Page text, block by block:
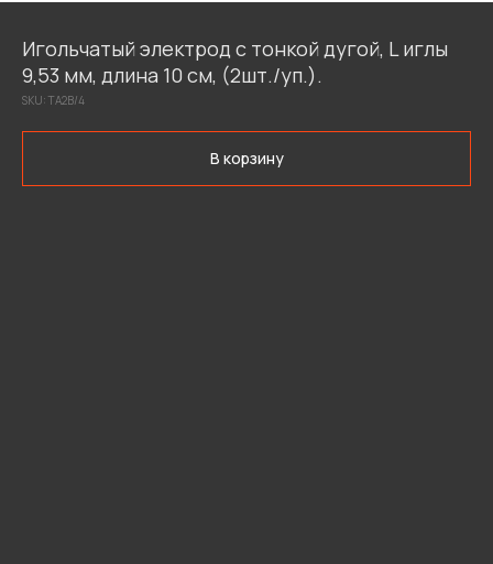
Игольчатый электрод с тонкой дугой, L иглы
9,53 мм, длина 10 см, (2шт./уп.).
SKU: ТА2В/4
В корзину